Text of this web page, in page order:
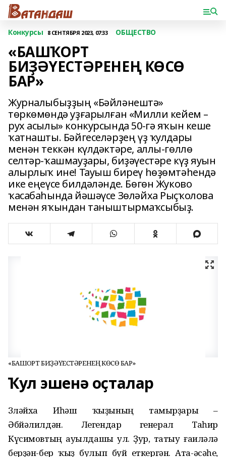
Конкурсы 8 СЕНТЯБРЯ 2023, 07:33 ОБЩЕСТВО
«БАШҠОРТ
БИҘӘҮЕСТӘРЕНЕҢ КӨСӨ
БАР»
Журналыбыҙҙың «Бәйләнеш­тә»
төркөмөндә уҙғарылған «Милли кейем –
рух асылы» конкурсында 50-гә яҡын кеше
ҡатнашты. Бәйгеселәрҙең үҙ ҡулдары
менән теккән күлдәктәре, аллы-гөллө
селтәр-ҡашмауҙары, биҙәүестәре күҙ яуын
алырлыҡ ине! Та­уыш биреү һөҙөмтәһендә
ике еңеүсе билдәләнде. Бөгөн Жуково
ҡасабаһында йәшәүсе Зөләйха Рыҫҡолова
менән яҡындан та­ныштырмаҡсыбыҙ.
«БАШҠОРТ БИҘӘҮЕСТӘРЕНЕҢ КӨСӨ БАР»
Ҡул эшенә оҫталар
Зөләйха Иһәш ҡыҙының та­мырҙары –
Әбйәлилдән. Легендар генерал Таһир
Күсимовтың ауылдашы ул. Ҙур, татыу ғаиләлә
берҙән-бер ҡыҙ булып буй еткергән. Ата-әсәһе,